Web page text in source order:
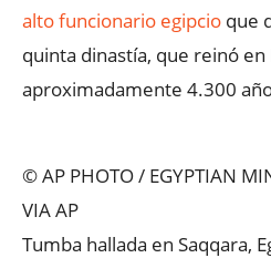
alto funcionario egipcio que
quinta dinastía, que reinó en
aproximadamente 4.300
© AP PHOTO / EGYPTIAN
VIA AP
Tumba hallada en Saqqara,